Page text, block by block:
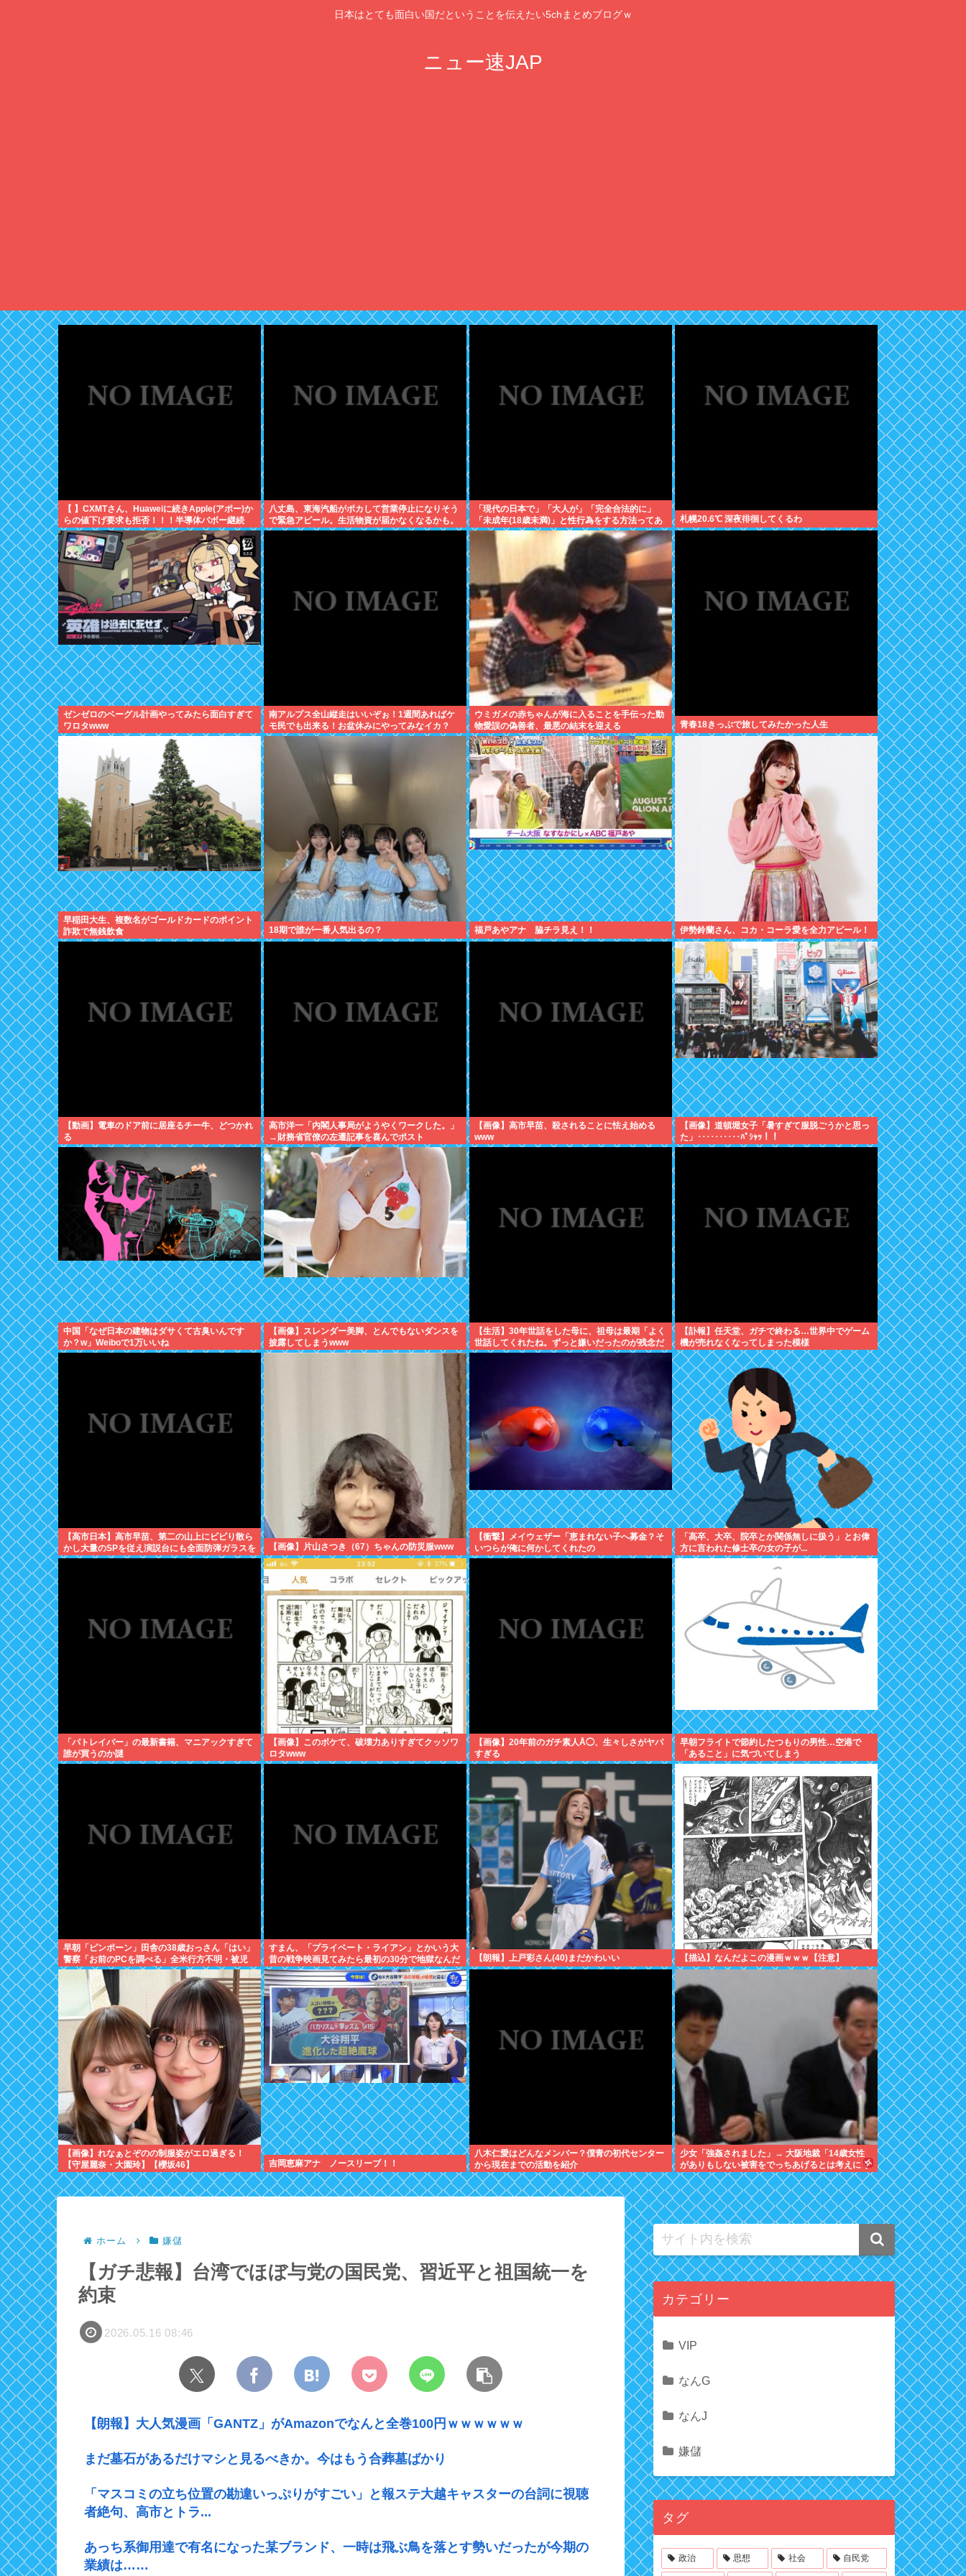
日本はとても面白い国だということを伝えたい5chまとめブログｗ
ニュー速JAP
【 】CXMTさん、Huaweiに続きApple(アポー)か
らの値下げ要求も拒否！！！半導体バボー継続
へ！！！
八丈島、東海汽船がポカして営業停止になりそう
で緊急アピール。生活物資が届かなくなるかも。
アシタバ以外に食うものがねえ
「現代の日本で」「大人が」「完全合法的に」
「未成年(18歳未満)」と性行為をする方法ってあ
るの？
札幌20.6℃ 深夜徘徊してくるわ
ゼンゼロのベーグル計画やってみたら面白すぎて
ワロタwww
南アルプス全山縦走はいいぞぉ！1週間あればケ
モ民でも出来る！お盆休みにやってみなイカ？
ウミガメの赤ちゃんが海に入ることを手伝った動
物愛誤の偽善者、最悪の結末を迎える
青春18きっぷで旅してみたかった人生
早稲田大生、複数名がゴールドカードのポイント
詐欺で無銭飲食
18期で誰が一番人気出るの？ 福戸あやアナ 脇チラ見え！！ 伊勢鈴蘭さん、コカ・コーラ愛を全力アピール！
【動画】電車のドア前に居座るチー牛、どつかれ
る
高市洋一「内閣人事局がようやくワークした。」
→財務省官僚の左遷記事を喜んでポスト
【画像】高市早苗、殺されることに怯え始める
www
【画像】道頓堀女子「暑すぎて服脱ごうかと思っ
た」･･････････ﾊﾟｼｬｯ！！
中国「なぜ日本の建物はダサくて古臭いんです
か？w」Weiboで1万いいね
【画像】スレンダー美脚、とんでもないダンスを
披露してしまうwww
【生活】30年世話をした母に、祖母は最期「よく
世話してくれたね。ずっと嫌いだったのが残念だ
よ」と言って死んだ
【訃報】任天堂、ガチで終わる…世界中でゲーム
機が売れなくなってしまった模様
【高市日本】高市早苗、第二の山上にビビり散ら
かし大量のSPを従え演説台にも全面防弾ガラスを
設置
【画像】片山さつき（67）ちゃんの防災服www
【衝撃】メイウェザー「恵まれない子へ募金？そ
いつらが俺に何かしてくれたの
か・・・・・・？」⇒！！！
「高卒、大卒、院卒とか関係無しに扱う」とお偉
方に言われた修士卒の女の子が...
「パトレイバー」の最新書籍、マニアックすぎて
誰が買うのか謎
【画像】このボケて、破壊力ありすぎてクッソワ
ロタwww
【画像】20年前のガチ素人Å◯、生々しさがヤバ
すぎる
早朝フライトで節約したつもりの男性…空港で
「あること」に気づいてしまう
早朝「ピンポーン」田舎の38歳おっさん「はい」
警察「お前のPCを調べる」全米行方不明・被児
童搾取センターからの通報により児ホ゜画像を発
見、逮捕
すまん、「プライベート・ライアン」とかいう大
昔の戦争映画見てみたら最初の30分で地獄なんだ
が…これずっと続く感じ？
【朗報】上戸彩さん(40)まだかわいい 【描込】なんだよこの漫画ｗｗｗ【注意】
【画像】れなぁとぞのの制服姿がエロ過ぎる！
【守屋麗奈・大園玲】【櫻坂46】
吉岡恵麻アナ ノースリーブ！！
八木仁愛はどんなメンバー？僕青の初代センター
から現在までの活動を紹介
少女「強姦されました」→ 大阪地裁「14歳女性
がありもしない被害をでっちあげるとは考えにく
い」→懲役12年→元少女「嘘でしたw」
ホーム 嫌儲
【ガチ悲報】台湾でほぼ与党の国民党、習近平と祖国統一を
約束
2026.05.16 08:46
【朗報】大人気漫画「GANTZ」がAmazonでなんと全巻100円ｗｗｗｗｗｗ
まだ墓石があるだけマシと見るべきか。今はもう合葬墓ばかり
「マスコミの立ち位置の勘違いっぷりがすごい」と報ステ大越キャスターの台詞に視聴
者絶句、高市とトラ...
あっち系御用達で有名になった某ブランド、一時は飛ぶ鳥を落とす勢いだったが今期の
業績は……
カテゴリー
VIP
なんG
なんJ
嫌儲
タグ
政治 思想 社会 自民党